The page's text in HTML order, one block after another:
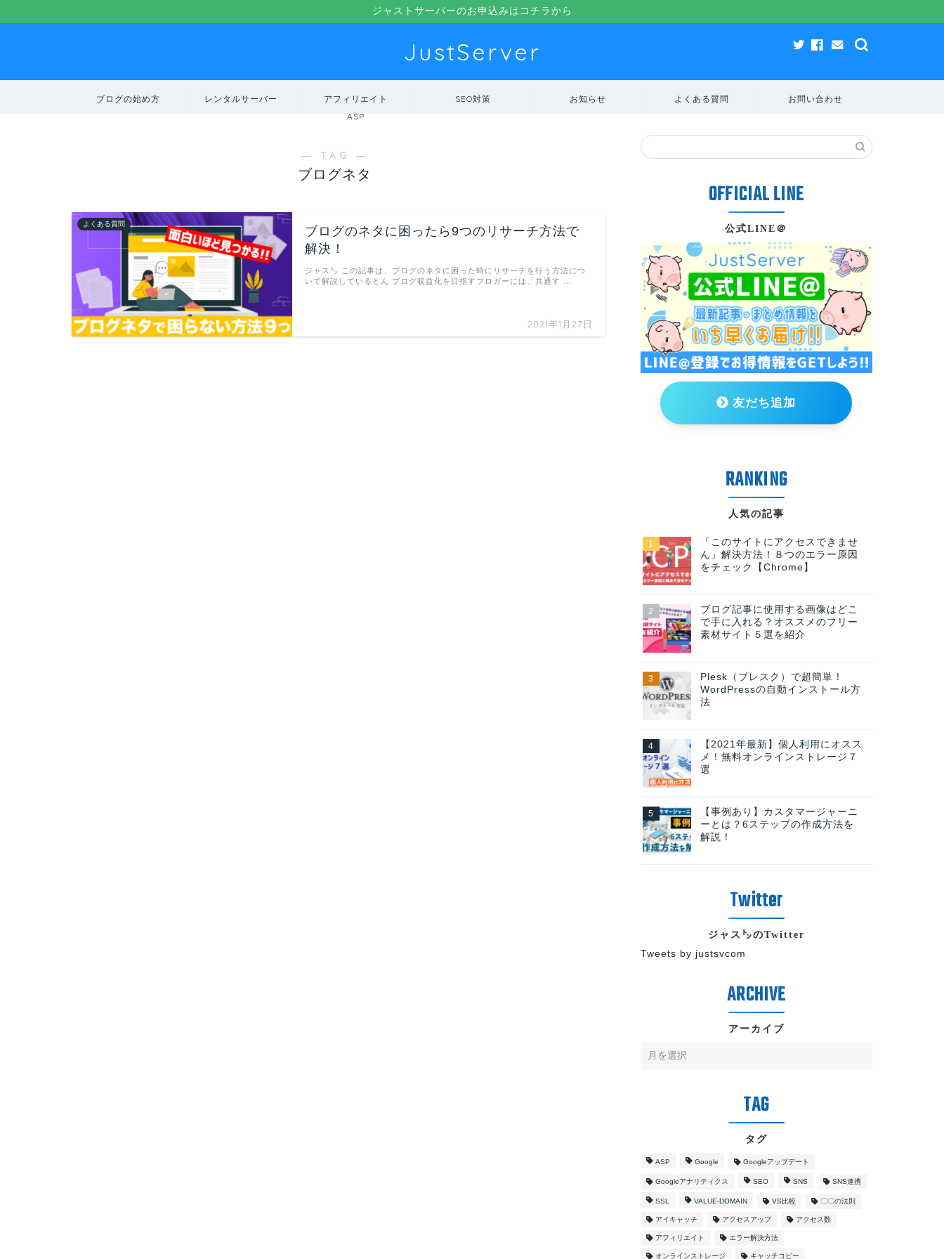
ジャストサーバーのお申込みはコチラから
JustServer
ブログの始め方 レンタルサーバー
アフィリエイト
ASP
SEO対策 お知らせ よくある質問 お問い合わせ
― TAG ―
ブログネタ
よくある質問
ブログのネタに困ったら9つのリサーチ方法で
解決！
2021年1月27日
ジャス㌧ この記事は、ブログのネタに困った時にリサーチを行う方法につ
いて解説しているとん ブログ収益化を目指すブロガーには、共通す …
公式LINE＠
友だち追加
人気の記事
「このサイトにアクセスできませ
ん」解決方法！８つのエラー原因
をチェック【Chrome】
ブログ記事に使用する画像はどこ
で手に入れる？オススメのフリー
素材サイト５選を紹介
Plesk（プレスク）で超簡単！
WordPressの自動インストール方
法
【2021年最新】個人利用にオスス
メ！無料オンラインストレージ７
選
【事例あり】カスタマージャーニ
ーとは？6ステップの作成方法を
解説！
ジャス㌧のTwitter
Tweets by justsvcom
アーカイブ
タグ
ASP Google Googleアップデート
Googleアナリティクス SEO SNS SNS連携
SSL VALUE-DOMAIN VS比較 〇〇の法則
アイキャッチ アクセスアップ アクセス数
アフィリエイト エラー解決方法
オンラインストレージ キャッチコピー